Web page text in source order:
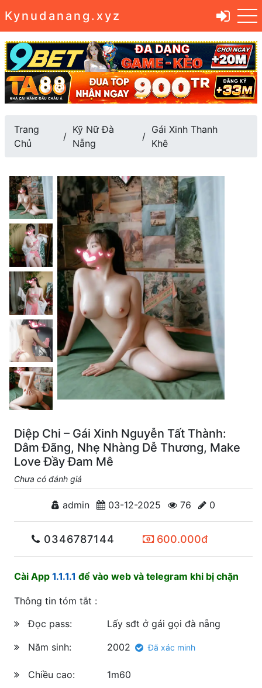
Kynudanang.xyz
Trang
Chủ
Kỹ Nữ Đà
Nẵng
Gái Xinh Thanh
Khê
Diệp Chi – Gái Xinh Nguyễn Tất Thành:
Dâm Đãng, Nhẹ Nhàng Dễ Thương, Make
Love Đầy Đam Mê
Chưa có đánh giá
admin 03-12-2025 76 0
0346787144 600.000đ
Cài App 1.1.1.1 để vào web và telegram khi bị chặn
Thông tin tóm tắt :
Đọc pass:
Lấy sđt ở gái gọi đà nẵng
Năm sinh:
2002 Đã xác minh
Chiều cao:
1m60